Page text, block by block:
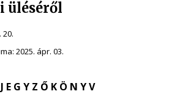
üléséről
20.
2025. ápr. 03.
J E G Y Z Ő K Ö N Y V